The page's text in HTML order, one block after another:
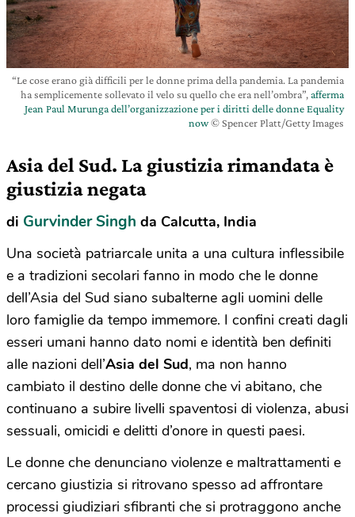
“Le cose erano già difficili per le donne prima della pandemia. La pandemia
ha semplicemente sollevato il velo su quello che era nell’ombra”, afferma
Jean Paul Murunga dell’organizzazione per i diritti delle donne Equality
now© Spencer Platt/Getty Images
Asia del Sud. La giustizia rimandata è
giustizia negata
di Gurvinder Singh da Calcutta, India
Una società patriarcale unita a una cultura inflessibile
e a tradizioni secolari fanno in modo che le donne
dell’Asia del Sud siano subalterne agli uomini delle
loro famiglie da tempo immemore. I confini creati dagli
esseri umani hanno dato nomi e identità ben definiti
alle nazioni dell’Asia del Sud, ma non hanno
cambiato il destino delle donne che vi abitano, che
continuano a subire livelli spaventosi di violenza, abusi
sessuali, omicidi e delitti d’onore in questi paesi.
Le donne che denunciano violenze e maltrattamenti e
cercano giustizia si ritrovano spesso ad affrontare
processi giudiziari sfibranti che si protraggono anche